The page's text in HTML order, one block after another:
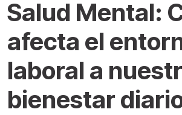
Salud Mental:
afecta el
laboral a
bienestar